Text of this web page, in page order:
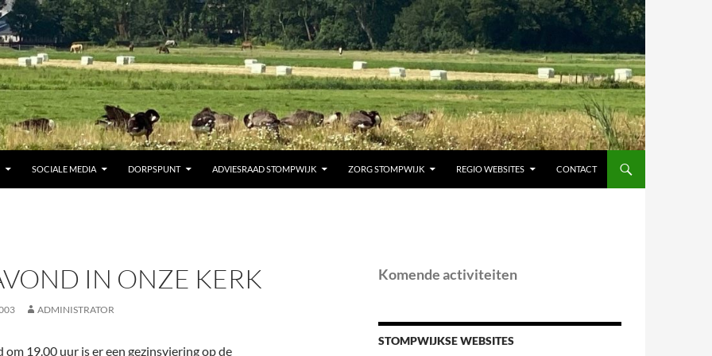
SOCIALE MEDIA DORPSPUNT ADVIESRAAD STOMPWIJK ZORG STOMPWIJK REGIO WEBSITES CONTACT
IN ONZE KERK
ADMINISTRATOR
om 19.00 uur is er een gezinsviering op de
Komende activiteiten
STOMPWIJKSE WEBSITES